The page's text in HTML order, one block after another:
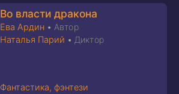
Во власти дракона
Ева Ардин • Автор
Наталья Парий • Диктор
Фантастика, фэнтези